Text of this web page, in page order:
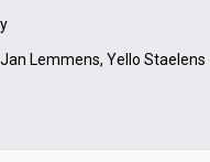
Lemmens, Yello Staelens